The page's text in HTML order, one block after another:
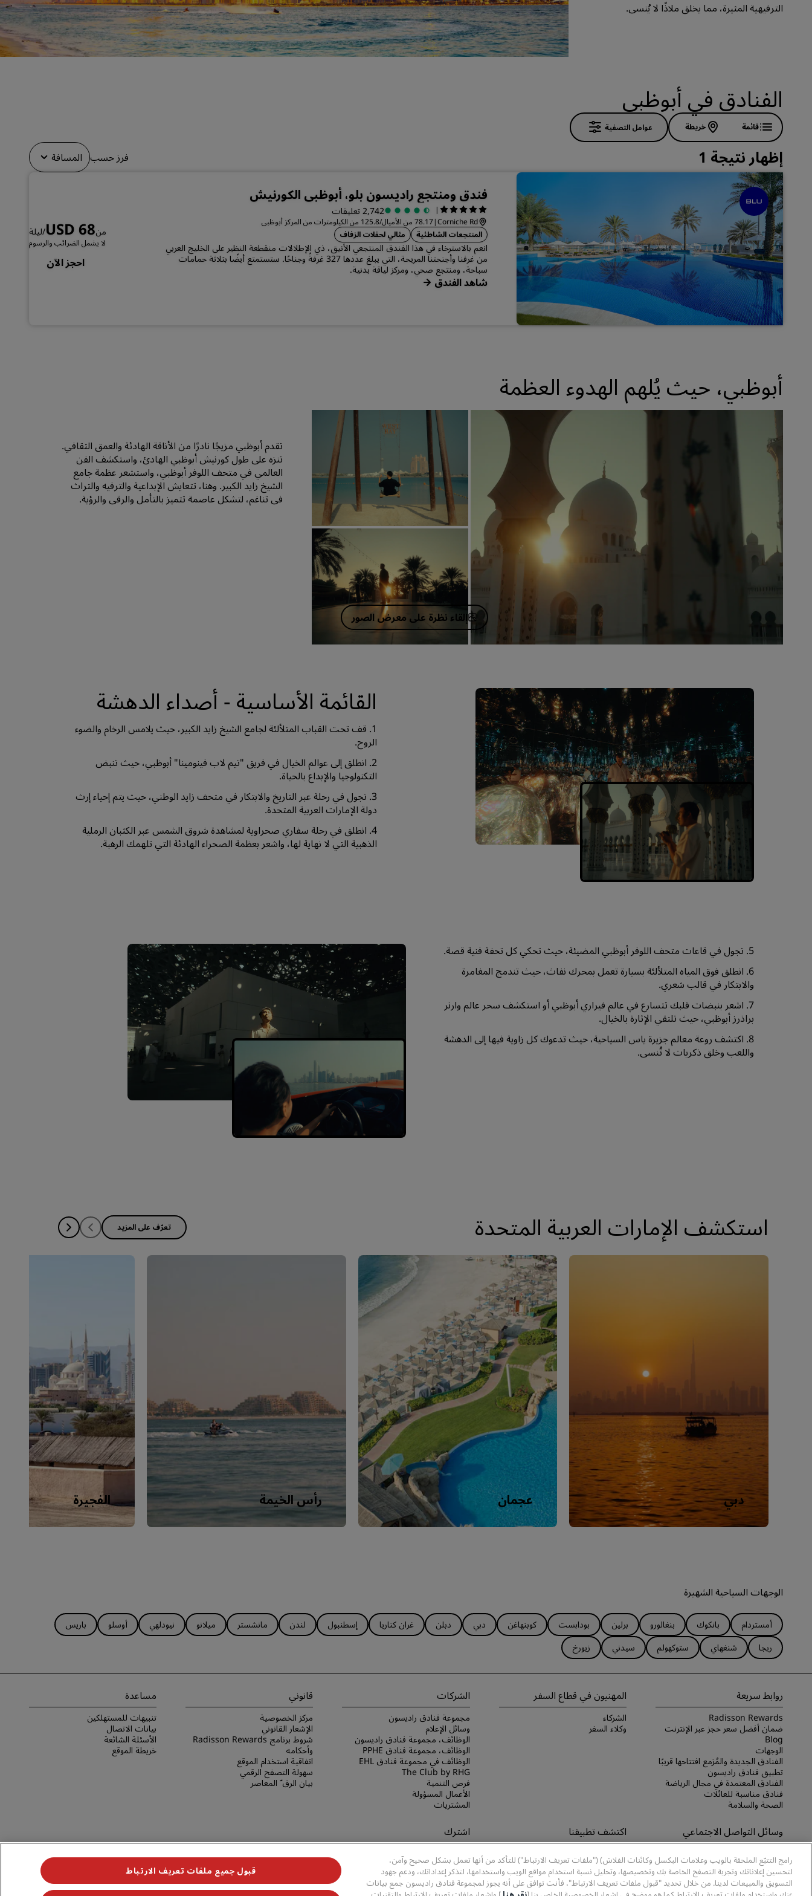
اطلب عرض أسعار
وجهات الفعاليات
حلول الصناعة
الخدمات الرقمية
تطبيق فنادق راديسون
قاعات الزفاف
إقامات مستدامة
إقامات الفرق الرياضية
استكشف برنامج Radisson Rewards
موظفو الحجز ومُنظِّمو الرحلات
الترفيهية المثيرة، مما يخلق ملاذًا لا يُنسى.
الفنادق في أبوظبي
قائمة خريطة عوامل التصفية
إظهار نتيجة 1 فرز حسب المسافة
فندق ومنتجع راديسون بلو، أبوظبي الكورنيش
| 2,742 تعليقات
Corniche Rd
| 78.17 من الأميال/125.8 من الكيلومترات من المركز أبوظبي
المنتجعات الشاطئية
مثالي لحفلات الزفاف
انعم بالاسترخاء في هذا الفندق المنتجعي الأنيق، ذي الإطلالات منقطعة النظير على الخليج العربي
من غرفنا وأجنحتنا المريحة، التي يبلغ عددها 327 غرفةً وجناحًا. ستستمتع أيضًا بثلاثة حمامات
سباحة، ومنتجع صحي، ومركز لياقة بدنية.
شاهد الفندق
منUSD 68/ليلة
لا يشمل الضرائب والرسوم
احجز الآن
أبوظبي، حيث يُلهم الهدوء العظمة
إلقاء نظرة على معرض الصور
تقدم أبوظبي مزيجًا نادرًا من الأناقة الهادئة والعمق الثقافي.
تنزه على طول كورنيش أبوظبي الهادئ، واستكشف الفن
العالمي في متحف اللوفر أبوظبي، واستشعر عظمة جامع
الشيخ زايد الكبير. وهنا، تتعايش الإبداعية والترفيه والتراث
في تناغم، لتشكل عاصمة تتميز بالتأمل والرقي والرؤية.
القائمة الأساسية - أصداء الدهشة
1. قف تحت القباب المتلألئة لجامع الشيخ زايد الكبير، حيث يلامس الرخام والضوء
الروح.
2. انطلق إلى عوالم الخيال في فريق "تيم لاب فينومينا" أبوظبي، حيث تنبض
التكنولوجيا والإبداع بالحياة.
3. تجول في رحلة عبر التاريخ والابتكار في متحف زايد الوطني، حيث يتم إحياء إرث
دولة الإمارات العربية المتحدة.
4. انطلق في رحلة سفاري صحراوية لمشاهدة شروق الشمس عبر الكثبان الرملية
الذهبية التي لا نهاية لها، واشعر بعظمة الصحراء الهادئة التي تلهمك الرهبة.
5. تجول في قاعات متحف اللوفر أبوظبي المضيئة، حيث تحكي كل تحفة فنية قصة.
6. انطلق فوق المياه المتلألئة بسيارة تعمل بمحرك نفاث، حيث تندمج المغامرة
والابتكار في قالب شعري.
7. اشعر بنبضات قلبك تتسارع في عالم فيراري أبوظبي أو استكشف سحر عالم وارنر
براذرز أبوظبي، حيث تلتقي الإثارة بالخيال.
8. اكتشف روعة معالم جزيرة ياس السياحية، حيث تدعوك كل زاوية فيها إلى الدهشة
واللعب وخلق ذكريات لا تُنسى.
استكشف الإمارات العربية المتحدة
دبي عجمان رأس الخيمة الفجيرة
الوجهات السياحية الشهيرة
أمستردام بانكوك بنغالورو برلين بودابست كوبنهاغن دبي دبلن غران كناريا إسطنبول لندن مانشستر ميلانو نيودلهي أوسلو
باريس
ريجا
شنغهاي ستوكهولم سيدني زيورخ
روابط سريعة
Radisson Rewards
ضمان أفضل سعر حجز عبر الإنترنت
Blog
الوجهات
الفنادق الجديدة والمُزمع افتتاحها قريبًا
تطبيق فنادق راديسون
الفنادق المعتمدة في مجال الرياضة
فنادق مناسبة للعائلات
الصحة والسلامة
المهنيون في قطاع السفر
الشركاء
وكلاء السفر
الشركات
مجموعة فنادق راديسون
وسائل الإعلام
الوظائف، مجموعة فنادق راديسون
الوظائف، مجموعة فنادق PPHE
الوظائف في مجموعة فنادق EHL
The Club by RHG
فرص التنمية
الأعمال المسؤولة
المشتريات
قانوني
مركز الخصوصية
الإشعار القانوني
شروط برنامج Radisson Rewards
وأحكامه
اتفاقية استخدام الموقع
سهولة التصفح الرقمي
بيان الرق ّ المعاصر
مساعدة
تنبيهات للمستهلكين
بيانات الاتصال
الأسئلة الشائعة
خريطة الموقع
وسائل التواصل الاجتماعي اكتشف تطبيقنا اشترك
لا تفوّت فرصة الحصول على أفضل
عروضنا
رامج التتبّع الملحقة بالويب وعلامات البكسل وكائنات الفلاش) ("ملفات تعريف الارتباط") للتأكد من أنها تعمل بشكل صحيح وآمن،
لتحسين إعلاناتك وتجربة التصفح الخاصة بك وتخصيصها، وتحليل نسبة استخدام مواقع الويب واستخدامها، لتذكر إعداداتك، ودعم جهود
التسويق والمبيعات لدينا. من خلال تحديد "قبول ملفات تعريف الارتباط"، فأنت توافق على أنه يجوز لمجموعة فنادق راديسون جمع بيانات
قبول جميع ملفات تعريف الارتباط